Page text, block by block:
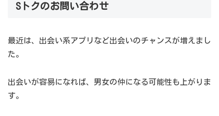
就労後のSNS炎上や採用ミスマッチを未然に防止
「裏アカウント」の特定割合は、88％と高実績を実現。
見られることを前提とした「就活専用アカウント」からは
Sトクのお問い合わせ
最近は、出会い系アプリなど出会いのチャンスが増えまし
た。
出会いが容易になれば、男女の仲になる可能性も上がりま
す。